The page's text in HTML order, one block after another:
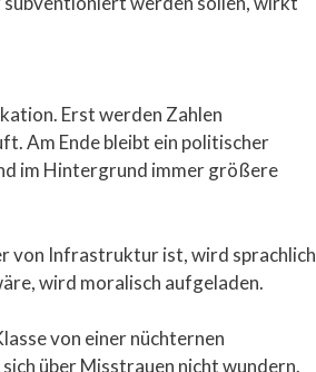
Erst werden Zahlen
Am Ende bleibt ein politischer
im Hintergrund immer größere
von Infrastruktur ist, wird sprachlich
wird moralisch aufgeladen.
von einer nüchternen
über Misstrauen nicht wundern.